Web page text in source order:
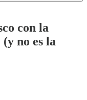
con la
no es la